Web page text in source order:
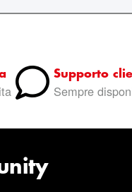
Supporto
Sempre